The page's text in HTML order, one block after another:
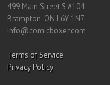
499 Main Street S #104
Brampton, ON L6Y 1N7
info@comicboxer.com
Terms of Service
Privacy Policy